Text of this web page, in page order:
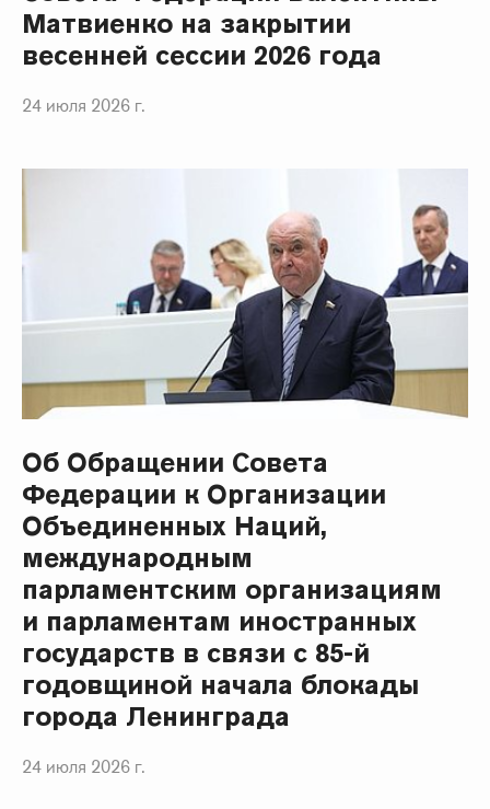
Матвиенко на закрытии
весенней сессии 2026 года
24 июля 2026 г.
Об Обращении Совета
Федерации к Организации
Объединенных Наций,
международным
парламентским организациям
и парламентам иностранных
государств в связи с 85-й
годовщиной начала блокады
города Ленинграда
24 июля 2026 г.